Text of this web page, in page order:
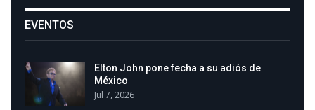
EVENTOS
Elton John pone fecha a su adiós de
México
Jul 7, 2026